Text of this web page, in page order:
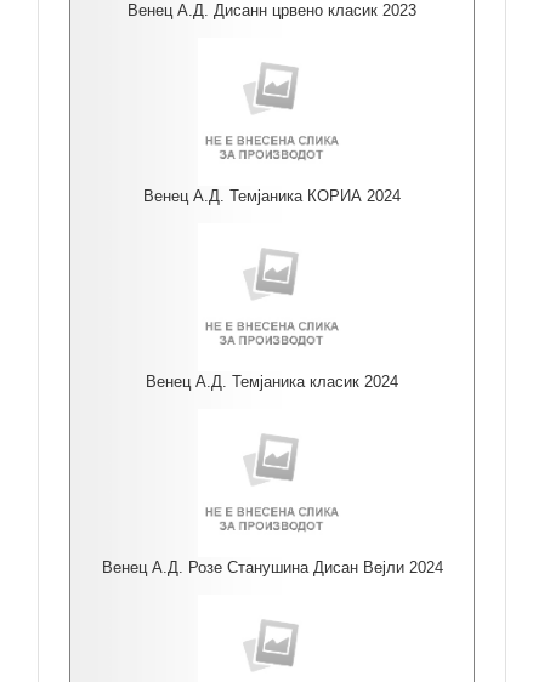
Венец А.Д. Дисанн црвено класик 2023
Венец А.Д. Темјаника КОРИА 2024
Венец А.Д. Темјаника класик 2024
Венец А.Д. Розе Станушина Дисан Вејли 2024